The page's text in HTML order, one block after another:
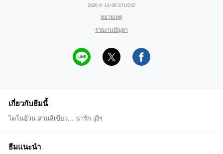
2020 © 14+30 STUDiO
หมายเหตุ
รายงานปัญหา
เกี่ยวกับธีมนี้
ไดโนอ้วน สวนสีเขียว... น่ารัก งุงิๆ
ธีมแนะนำ